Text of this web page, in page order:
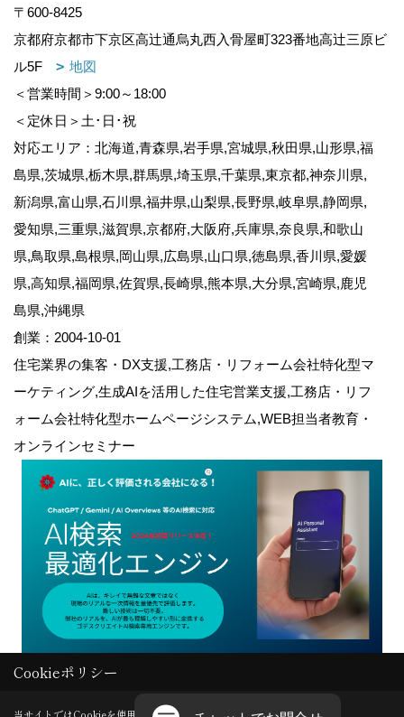
〒600-8425
京都府京都市下京区高辻通烏丸西入骨屋町323番地高辻三原ビ
ル5F
地図
＜営業時間＞9:00～18:00
＜定休日＞土･日･祝
対応エリア：北海道,青森県,岩手県,宮城県,秋田県,山形県,福
島県,茨城県,栃木県,群馬県,埼玉県,千葉県,東京都,神奈川県,
新潟県,富山県,石川県,福井県,山梨県,長野県,岐阜県,静岡県,
愛知県,三重県,滋賀県,京都府,大阪府,兵庫県,奈良県,和歌山
県,鳥取県,島根県,岡山県,広島県,山口県,徳島県,香川県,愛媛
県,高知県,福岡県,佐賀県,長崎県,熊本県,大分県,宮崎県,鹿児
島県,沖縄県
創業：2004-10-01
住宅業界の集客・DX支援,工務店・リフォーム会社特化型マ
ーケティング,生成AIを活用した住宅営業支援,工務店・リフ
ォーム会社特化型ホームページシステム,WEB担当者教育・
オンラインセミナー
Copyright (c) GODDESS CREATE. All Rights Reserved.
Cookieポリシー